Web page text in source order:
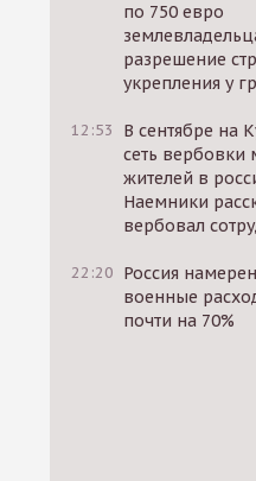
по 750 евро
разрешение
укрепления у
12:53
В сентябре на
сеть вербовки
жителей в
Наемники
вербовал
22:20 Россия
военные
почти на 70%